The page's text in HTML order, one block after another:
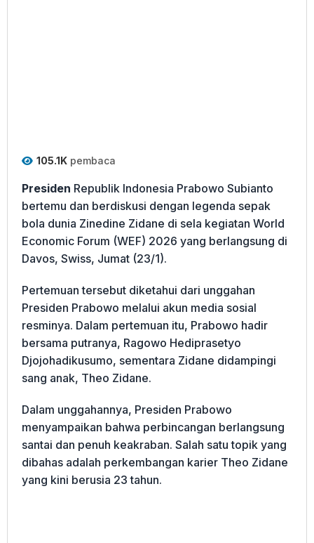
105.1K pembaca
Presiden Republik Indonesia Prabowo Subianto
bertemu dan berdiskusi dengan legenda sepak
bola dunia Zinedine Zidane di sela kegiatan World
Economic Forum (WEF) 2026 yang berlangsung di
Davos, Swiss, Jumat (23/1).
Pertemuan tersebut diketahui dari unggahan
Presiden Prabowo melalui akun media sosial
resminya. Dalam pertemuan itu, Prabowo hadir
bersama putranya, Ragowo Hediprasetyo
Djojohadikusumo, sementara Zidane didampingi
sang anak, Theo Zidane.
Dalam unggahannya, Presiden Prabowo
menyampaikan bahwa perbincangan berlangsung
santai dan penuh keakraban. Salah satu topik yang
dibahas adalah perkembangan karier Theo Zidane
yang kini berusia 23 tahun.